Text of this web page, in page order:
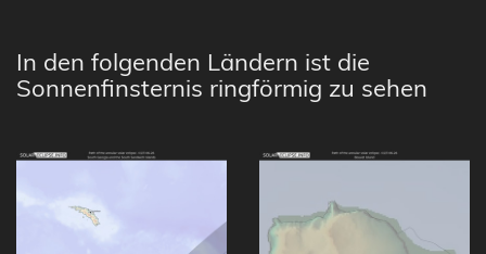
In den folgenden Ländern ist die
Sonnenfinsternis ringförmig zu sehen